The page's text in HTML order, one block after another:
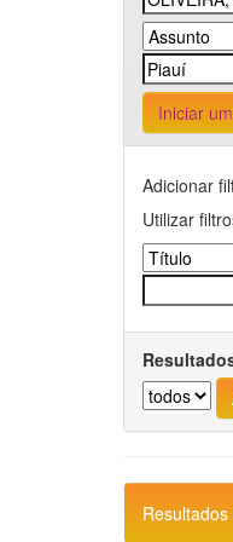
Iniciar
Adicionar
Utilizar